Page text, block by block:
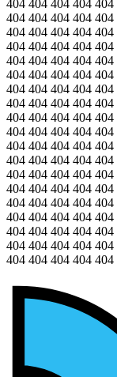
404 404 404 404
404 404 404 404
404 404 404 404
404 404 404 404
404 404 404 404
404 404 404 404
404 404 404 404
404 404 404 404
404 404 404 404
404 404 404 404
404 404 404 404
404 404 404 404
404 404 404 404
404 404 404 404
404 404 404 404
404 404 404 404
404 404 404 404
404 404 404 404
404 404 404 404 404